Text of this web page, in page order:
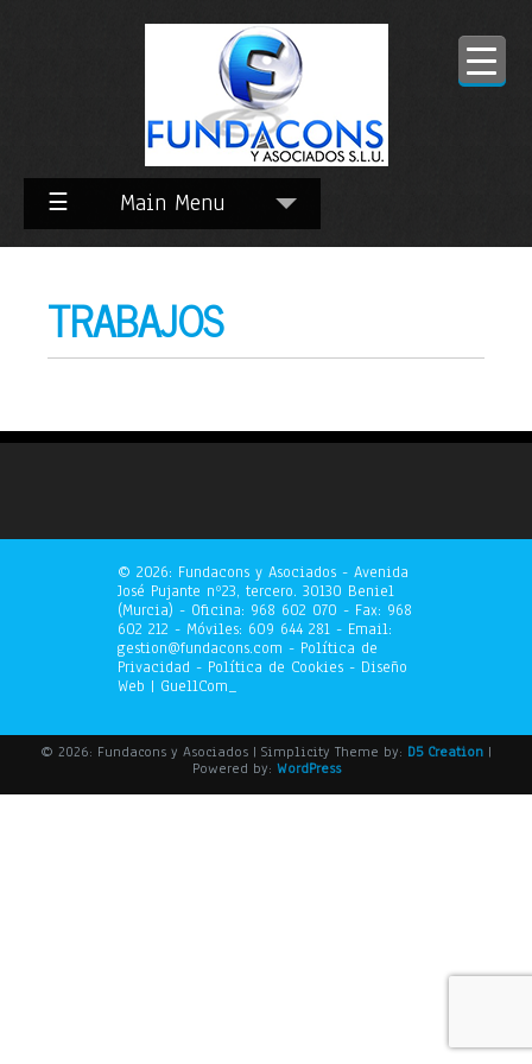
☰ Main Menu
TRABAJOS
© 2026: Fundacons y Asociados - Avenida
José Pujante nº23, tercero. 30130 Beniel
(Murcia) - Oficina: 968 602 070 - Fax: 968
602 212 - Móviles: 609 644 281 - Email:
gestion@fundacons.com - Política de
Privacidad - Política de Cookies - Diseño
Web | GuellCom_
© 2026: Fundacons y Asociados | Simplicity Theme by: D5 Creation |
Powered by: WordPress